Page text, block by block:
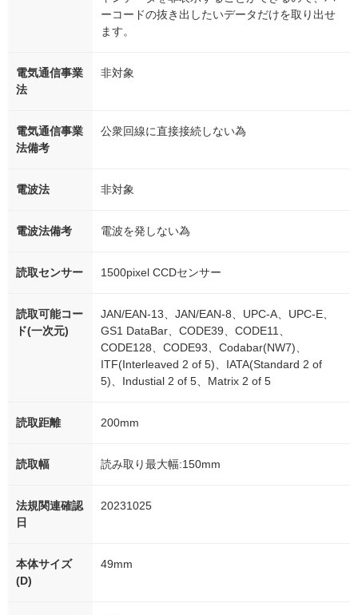
ーコードの抜き出したいデータだけを取り出せ
ます。
電気通信事業
法
非対象
電気通信事業
法備考
公衆回線に直接接続しない為
電波法 非対象
電波法備考 電波を発しない為
読取センサー 1500pixel CCDセンサー
読取可能コー
ド(一次元)
JAN/EAN-13、JAN/EAN-8、UPC-A、UPC-E、
GS1 DataBar、CODE39、CODE11、
CODE128、CODE93、Codabar(NW7)、
ITF(Interleaved 2 of 5)、IATA(Standard 2 of
5)、Industial 2 of 5、Matrix 2 of 5
読取距離 200mm
読取幅 読み取り最大幅:150mm
法規関連確認
日
20231025
本体サイズ
(D)
49mm